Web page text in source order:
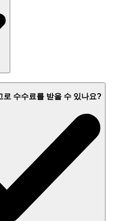
로 수수료를 받을 수 있나요?